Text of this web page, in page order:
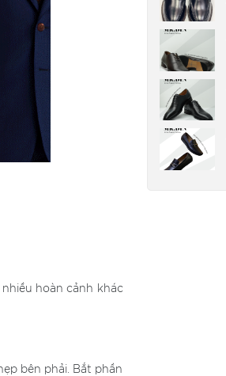
hoàn cảnh khác
bên phải. Bắt phần